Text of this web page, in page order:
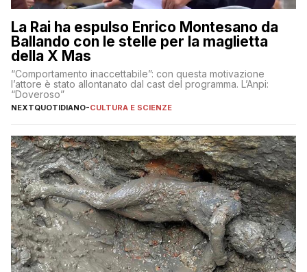
La Rai ha espulso Enrico Montesano da
Ballando con le stelle per la maglietta
della X Mas
“Comportamento inaccettabile”: con questa motivazione
l’attore è stato allontanato dal cast del programma. L’Anpi:
“Doveroso”
NEXTQUOTIDIANO-CULTURA E SCIENZE